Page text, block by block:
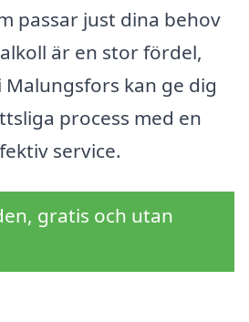
passar just dina behov
är en stor fördel,
kan ge dig
process med en
service.
gratis och utan